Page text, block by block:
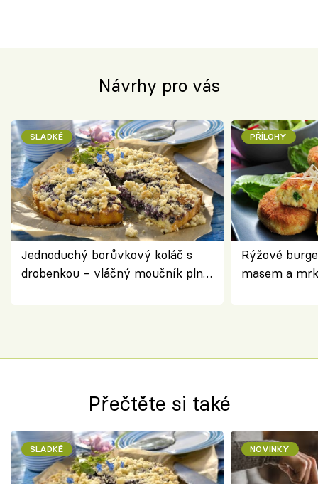
Návrhy pro vás
SLADKÉ
Jednoduchý borůvkový koláč s
drobenkou – vláčný moučník plný
PŘÍLOHY
Rýžové
masem a
Přečtěte si také
SLADKÉ NOVINKY